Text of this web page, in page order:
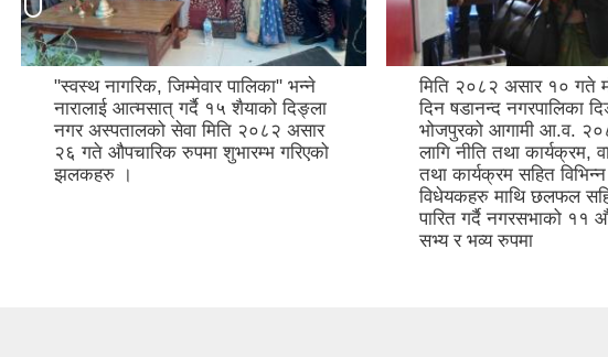
"स्वस्थ नागरिक, जिम्मेवार पालिका" भन्ने
नारालाई आत्मसात् गर्दै १५ शैयाको दिङ्ला
नगर अस्पतालको सेवा मिति २०८२ असार
२६ गते औपचारिक रुपमा शुभारम्भ गरिएको
झलकहरु ।
मिति २०८२ असार १० गते
दिन षडानन्द नगरपालिका
भोजपुरको आगामी आ.व.
लागि नीति तथा कार्यक्रम,
तथा कार्यक्रम सहित
विधेयकहरु माथि छलफल
पारित गर्दै नगरसभाको ११
सभ्य र भव्य रुपमा